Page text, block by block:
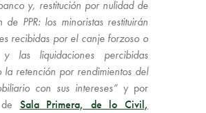
y, restitución por nulidad de
de PPR: los minoristas restituirán
recibidas por el canje forzoso o
las liquidaciones percibidas
la retención por rendimientos del
con sus intereses” y por
Sala Primera, de lo Civil,